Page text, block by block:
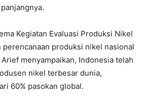
Kegiatan Evaluasi Produksi Nikel
perencanaan produksi nikel nasional
menyampaikan, Indonesia telah
nikel terbesar dunia,
60% pasokan global.